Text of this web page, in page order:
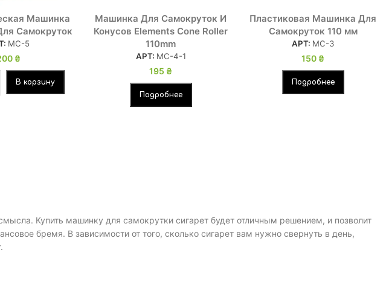
Купить машинку для самокрутки сигарет будет отличным решением, и позволит
бремя. В зависимости от того, сколько сигарет вам нужно свернуть в день,
Машинка
Самокруток
МС-5
₴
В корзину
Машинка Для Самокруток И
Конусов Elements Cone Roller
110mm
АРТ: МС-4-1
195 ₴
Подробнее
Пластиковая Машинка Для
Самокруток 110 мм
АРТ: МС-3
150 ₴
Подробнее